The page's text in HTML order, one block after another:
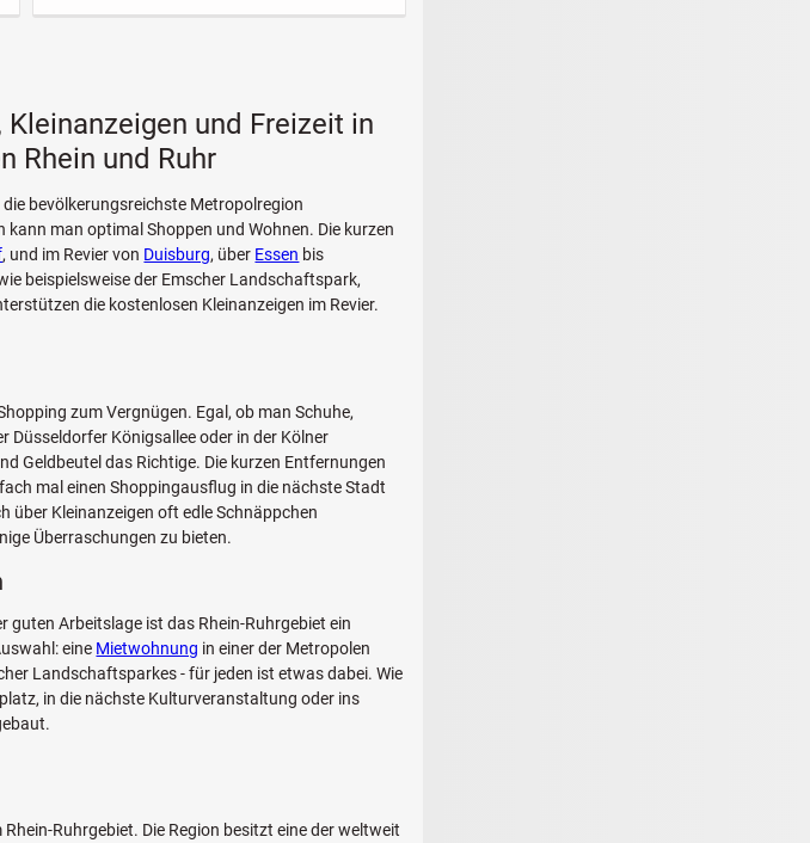
Kleinanzeigen und Freizeit in
Rhein und Ruhr
die bevölkerungsreichste Metropolregion
man optimal Shoppen und Wohnen. Die kurzen
, und im Revier von Duisburg, über Essen bis
beispielsweise der Emscher Landschaftspark,
die kostenlosen Kleinanzeigen im Revier.
zum Vergnügen. Egal, ob man Schuhe,
Düsseldorfer Königsallee oder in der Kölner
Geldbeutel das Richtige. Die kurzen Entfernungen
mal einen Shoppingausflug in die nächste Stadt
über Kleinanzeigen oft edle Schnäppchen
Überraschungen zu bieten.
Arbeitslage ist das Rhein-Ruhrgebiet ein
eine Mietwohnung in einer der Metropolen
Landschaftsparkes - für jeden ist etwas dabei. Wie
in die nächste Kulturveranstaltung oder ins
Ruhrgebiet. Die Region besitzt eine der weltweit